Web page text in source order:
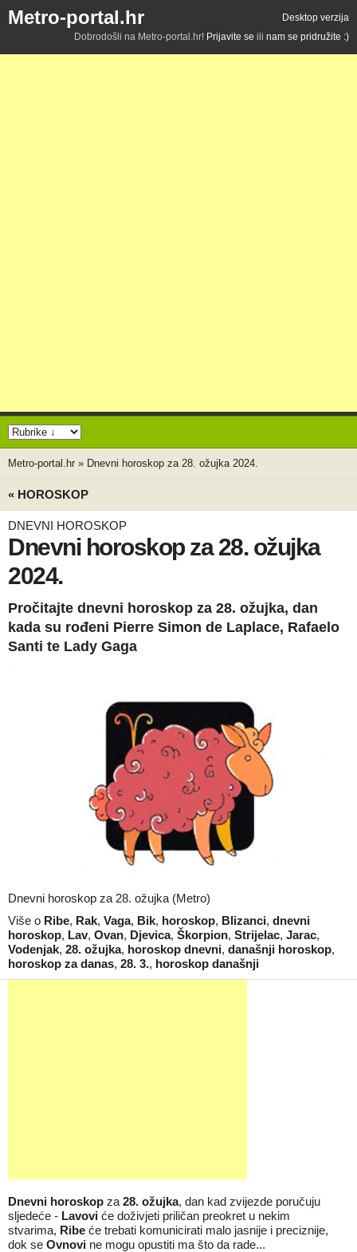
Metro-portal.hr
Desktop verzija
Dobrodošli na Metro-portal.hr! Prijavite se ili nam se pridružite :)
Metro-portal.hr » Dnevni horoskop za 28. ožujka 2024.
« HOROSKOP
DNEVNI HOROSKOP
Dnevni horoskop za 28. ožujka
2024.
Pročitajte dnevni horoskop za 28. ožujka, dan
kada su rođeni Pierre Simon de Laplace, Rafaelo
Santi te Lady Gaga
Dnevni horoskop za 28. ožujka (Metro)
Više o Ribe, Rak, Vaga, Bik, horoskop, Blizanci, dnevni
horoskop, Lav, Ovan, Djevica, Škorpion, Strijelac, Jarac,
Vodenjak, 28. ožujka, horoskop dnevni, današnji horoskop,
horoskop za danas, 28. 3., horoskop današnji
Dnevni horoskop za 28. ožujka, dan kad zvijezde poručuju
sljedeće - Lavovi će doživjeti priličan preokret u nekim
stvarima, Ribe će trebati komunicirati malo jasnije i preciznije,
dok se Ovnovi ne mogu opustiti ma što da rade...